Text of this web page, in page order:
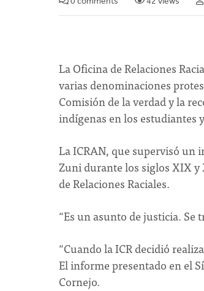
La Oficina de Relaciones
varias denominaciones
Comisión de la verdad y la
indígenas en los estudiantes
La ICRAN, que supervisó un
Zuni durante los siglos XIX y
de Relaciones Raciales.
“Es un asunto de justicia. Se
“Cuando la ICR decidió
El informe presentado en el
Cornejo.